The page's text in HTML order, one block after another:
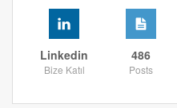
Linkedin
Bize Katıl
486
Posts